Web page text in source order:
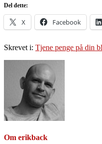
Del dette:
X Facebook
Skrevet i: Tjene penge på din
Om erikback